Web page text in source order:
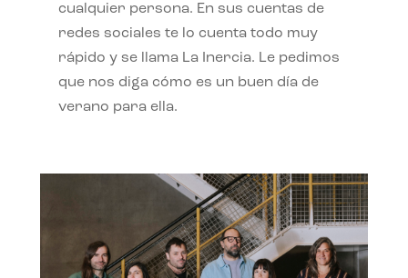
cualquier persona. En sus cuentas de
redes sociales te lo cuenta todo muy
rápido y se llama La Inercia. Le pedimos
que nos diga cómo es un buen día de
verano para ella.